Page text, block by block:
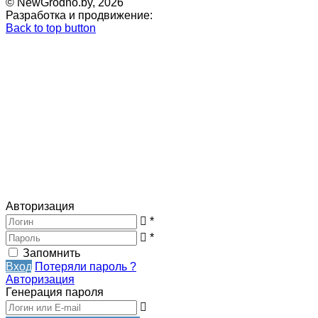
© NewGrodno.by, 2026
Разработка и продвижение:
Back to top button
Авторизация
*
*
Запомнить
Вход Потеряли пароль ?
Авторизация
Генерация пароля